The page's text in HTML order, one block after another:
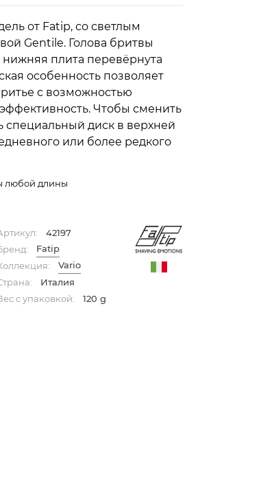
от Fatip, со светлым
Gentile. Голова бритвы
нижняя плита перевёрнута
особенность позволяет
с возможностью
Чтобы сменить
специальный диск в верхней
или более редкого
любой длины
42197
Fatip
Vario
Италия
с упаковкой:
120 g